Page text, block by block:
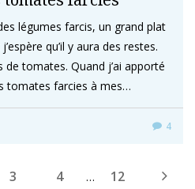
légumes farcis, un grand plat
qu’il y aura des restes.
tomates. Quand j’ai apporté
tomates farcies à mes…
4
3 4 … 12